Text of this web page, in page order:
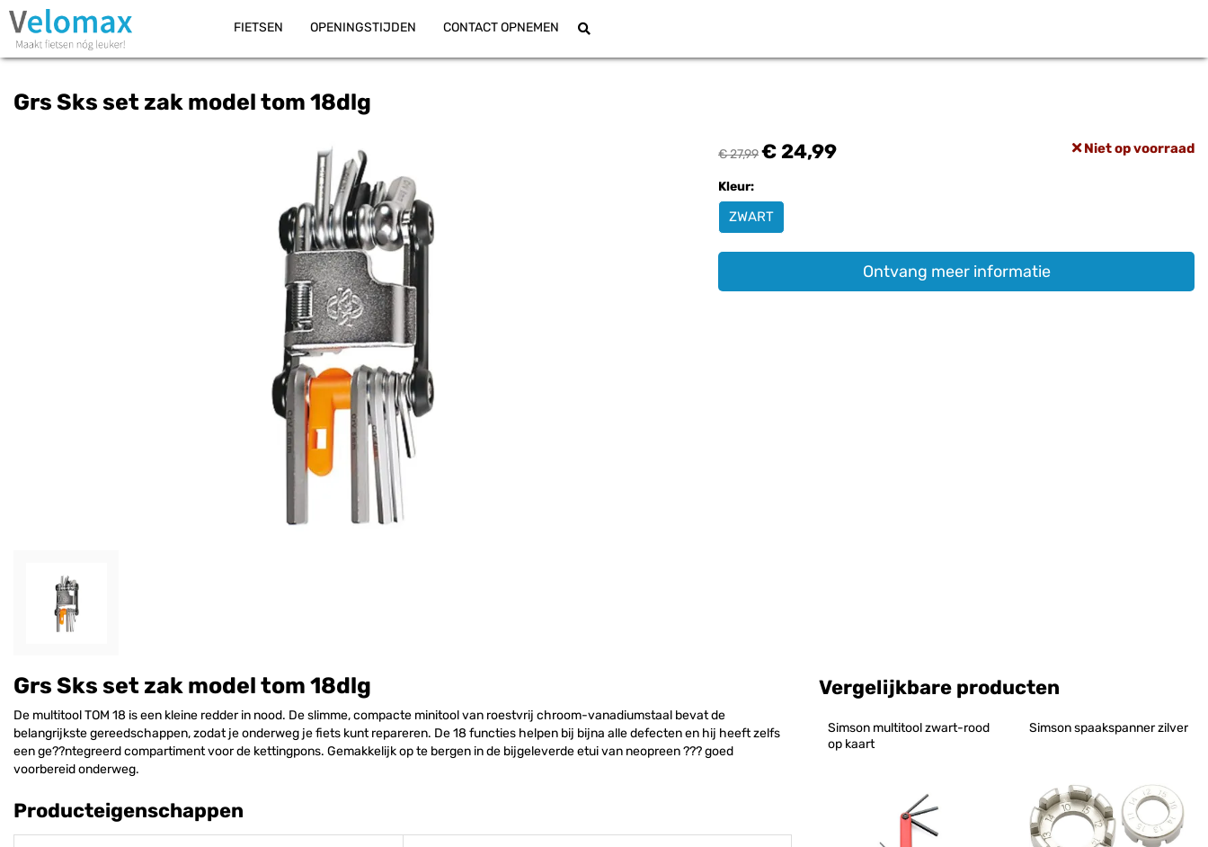
FIETSEN OPENINGSTIJDEN CONTACT OPNEMEN
Grs Sks set zak model tom 18dlg
€ 27,99€ 24,99 Niet op voorraad
Kleur:
ZWART
Ontvang meer informatie
Grs Sks set zak model tom 18dlg
De multitool TOM 18 is een kleine redder in nood. De slimme, compacte minitool van roestvrij chroom-vanadiumstaal bevat de
belangrijkste gereedschappen, zodat je onderweg je fiets kunt repareren. De 18 functies helpen bij bijna alle defecten en hij heeft zelfs
een ge??ntegreerd compartiment voor de kettingpons. Gemakkelijk op te bergen in de bijgeleverde etui van neopreen ??? goed
voorbereid onderweg.
Producteigenschappen
Vergelijkbare producten
Simson multitool zwart-rood
op kaart
Simson spaakspanner zilver